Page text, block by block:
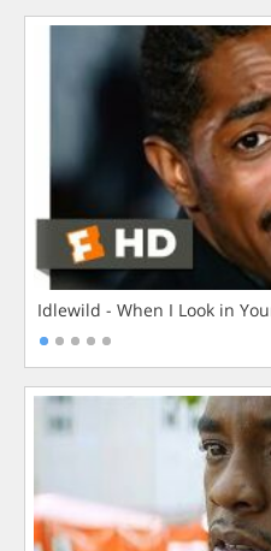
Idlewild - When I Look in